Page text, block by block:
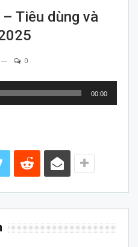
Tiêu dùng và
0
00:00